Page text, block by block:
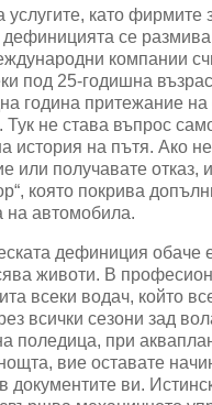
услугите, като фирмите
дефиницията се
компании
под 25-годишна
година притежание на
не става въпрос
история на пътя. Ако
или получавате отказ,
която покрива
на автомобила.
дефиниция обаче
животи. В
всеки водач, който
всички сезони зад
поледица, при
вие оставате
документите ви.